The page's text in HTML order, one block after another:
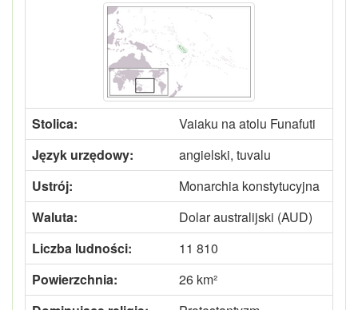
Stolica:
Vaiaku na atolu Funafuti
Język urzędowy:
angielski, tuvalu
Ustrój:
Monarchia konstytucyjna
Waluta:
Dolar australijski (AUD)
Liczba ludności:
11 810
Powierzchnia:
26 km²